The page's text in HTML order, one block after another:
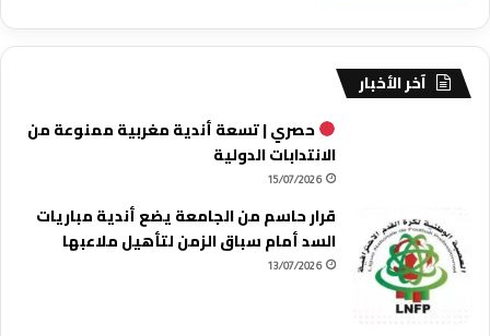
آخر الأخبار
حصري | تسعة أندية مغربية ممنوعة من
الانتدابات الدولية
15/07/2026
قرار حاسم من الجامعة يضع أندية مباريات
السد أمام سباق الزمن لتأهيل ملاعبها
13/07/2026